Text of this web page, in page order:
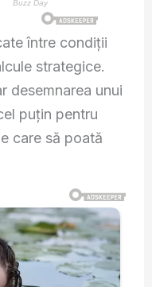
între condiții
strategice.
desemnarea unui
puțin pentru
care să poată